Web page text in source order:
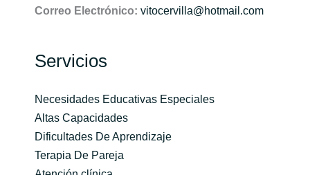
Correo Electrónico: vitocervilla@hotmail.com
Servicios
Necesidades Educativas Especiales
Altas Capacidades
Dificultades De Aprendizaje
Terapia De Pareja